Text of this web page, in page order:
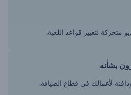
متحركة لتغيير قواعد اللعبة.
بشأنه
لأعمالك في قطاع الضيافة.